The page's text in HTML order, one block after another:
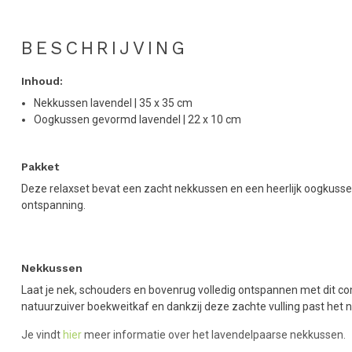
BESCHRIJVING
Inhoud:
Nekkussen lavendel | 35 x 35 cm
Oogkussen gevormd lavendel | 22 x 10 cm
Pakket
Deze relaxset bevat een zacht nekkussen en een heerlijk
ontspanning.
Nekkussen
Laat je nek, schouders en bovenrug volledig ontspannen met dit
natuurzuiver boekweitkaf en dankzij deze zachte vulling past het
Je vindt hiermeer informatie over het lavendelpaarse nekkussen.